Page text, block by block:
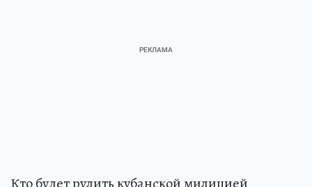
Кто будет рулить кубанской милицией